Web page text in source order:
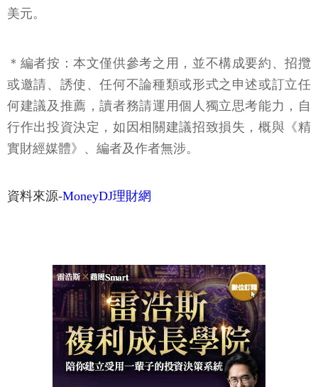
美元。
＊編者按：本文僅供參考之用，並不構成要約、招攬
或邀請、誘使、任何不論種類或形式之申述或訂立任
何建議及推薦，讀者務請運用個人獨立思考能力，自
行作出投資決定，如因相關建議招致損失，概與《精
實財經媒體》、編者及作者無涉。
資料來源-MoneyDJ理財網